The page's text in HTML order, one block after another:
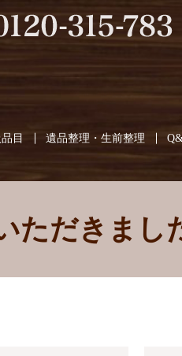
目 遺品整理・生前整理
ただきまし